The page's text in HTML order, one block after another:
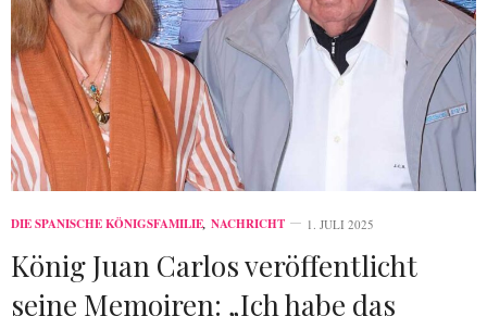
DIE SPANISCHE KÖNIGSFAMILIE, NACHRICHT 1. JULI 2025
König Juan Carlos veröffentlicht
seine Memoiren: „Ich habe das